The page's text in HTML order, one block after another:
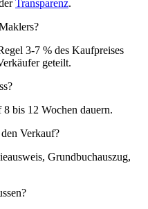
Transparenz.
3-7 % des Kaufpreises
geteilt.
bis 12 Wochen dauern.
Verkauf?
Grundbuchauszug,